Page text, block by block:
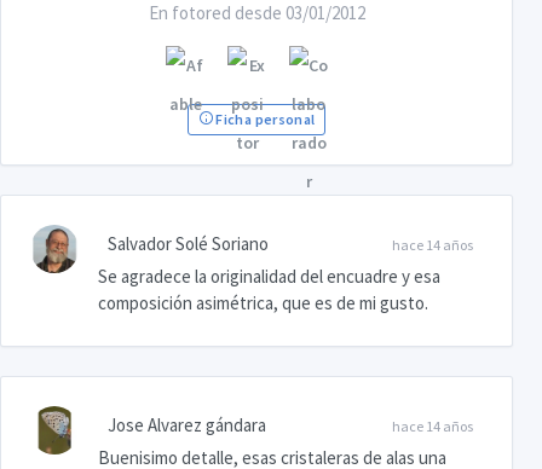
En fotored desde 03/01/2012
Ficha personal
hace 14 años
Salvador Solé Soriano
Se agradece la originalidad del encuadre y esa
composición asimétrica, que es de mi gusto.
hace 14 años
Jose Alvarez gándara
Buenisimo detalle, esas cristaleras de alas una